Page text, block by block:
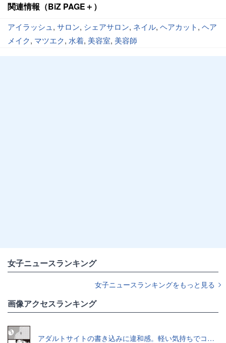
関連情報（BiZ PAGE＋）
アイラッシュ , サロン, シェアサロン, ネイル, ヘアカット, ヘア
メイク, マツエク, 水着, 美容室, 美容師
女子ニュースランキング
女子ニュースランキングをもっと見る
画像アクセスランキング
アダルトサイトの書き込みに違和感。軽い気持ちでコメントしてみると…／近畿地方のある場所について（1）